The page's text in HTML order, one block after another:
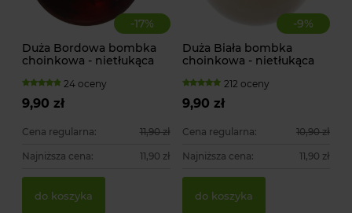
-17%
Duża Bordowa bombka
choinkowa - nietłukąca
24 oceny
9,90 zł
Cena regularna: 11,90 zł
Najniższa cena: 11,90 zł
do koszyka
-9%
Duża Biała bombka
choinkowa - nietłukąca
212 oceny
9,90 zł
Cena regularna: 10,90 zł
Najniższa cena: 11,90 zł
do koszyka